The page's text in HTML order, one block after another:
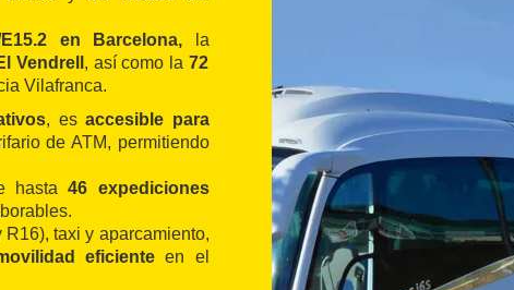
E15.2 en Barcelona,
la
Vendrell , así como la 72
Vilafranca.
, esaccesible para
de ATM, permitiendo
hasta46 expediciones
taxi y aparcamiento,
eficiente en el